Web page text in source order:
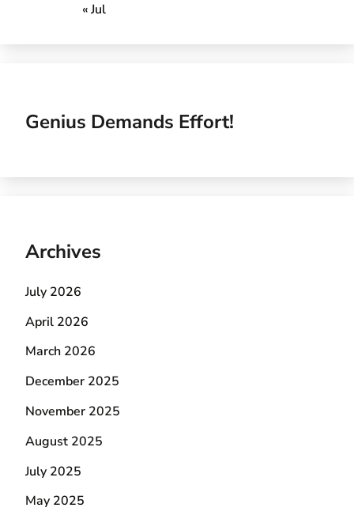
« Jul
Genius Demands Effort!
Archives
July 2026
April 2026
March 2026
December 2025
November 2025
August 2025
July 2025
May 2025